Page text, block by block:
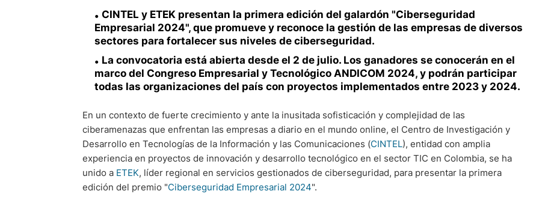
CINTEL y ETEK presentan la primera edición del galardón "Ciberseguridad
Empresarial 2024", que promueve y reconoce la gestión de las empresas de diversos
sectores para fortalecer sus niveles de ciberseguridad.
La convocatoria está abierta desde el 2 de julio. Los ganadores se conocerán en el
marco del Congreso Empresarial y Tecnológico ANDICOM 2024, y podrán participar
todas las organizaciones del país con proyectos implementados entre 2023 y 2024.
En un contexto de fuerte crecimiento y ante la inusitada sofisticación y complejidad de las
ciberamenazas que enfrentan las empresas a diario en el mundo online, el Centro de Investigación y
Desarrollo en Tecnologías de la Información y las Comunicaciones (CINTEL), entidad con amplia
experiencia en proyectos de innovación y desarrollo tecnológico en el sector TIC en Colombia, se ha
unido a ETEK, líder regional en servicios gestionados de ciberseguridad, para presentar la primera
edición del premio "Ciberseguridad Empresarial 2024".